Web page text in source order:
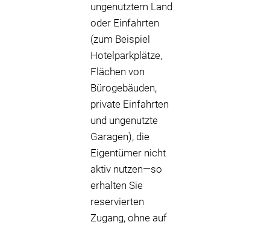
ungenutztem Land
oder Einfahrten
(zum Beispiel
Hotelparkplätze,
Flächen von
Bürogebäuden,
private Einfahrten
und ungenutzte
Garagen), die
Eigentümer nicht
aktiv nutzen—so
erhalten Sie
reservierten
Zugang, ohne auf